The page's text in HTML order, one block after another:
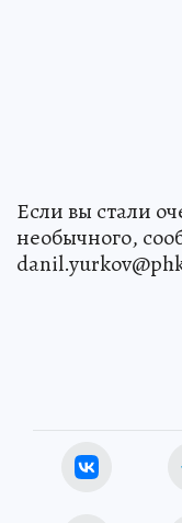
Если вы стали
необычного,